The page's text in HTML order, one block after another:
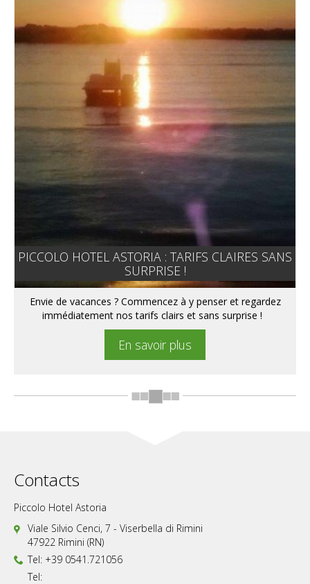
PICCOLO HOTEL ASTORIA : TARIFS CLAIRES SANS
SURPRISE !
Envie de vacances ? Commencez à y penser et regardez
immédiatement nos tarifs clairs et sans surprise !
En savoir plus
Contacts
Piccolo Hotel Astoria
Viale Silvio Cenci, 7 - Viserbella di Rimini
47922 Rimini (RN)
Tel: +39 0541.721056
Tel: